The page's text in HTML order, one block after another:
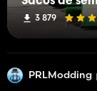
3 879
PRLModding